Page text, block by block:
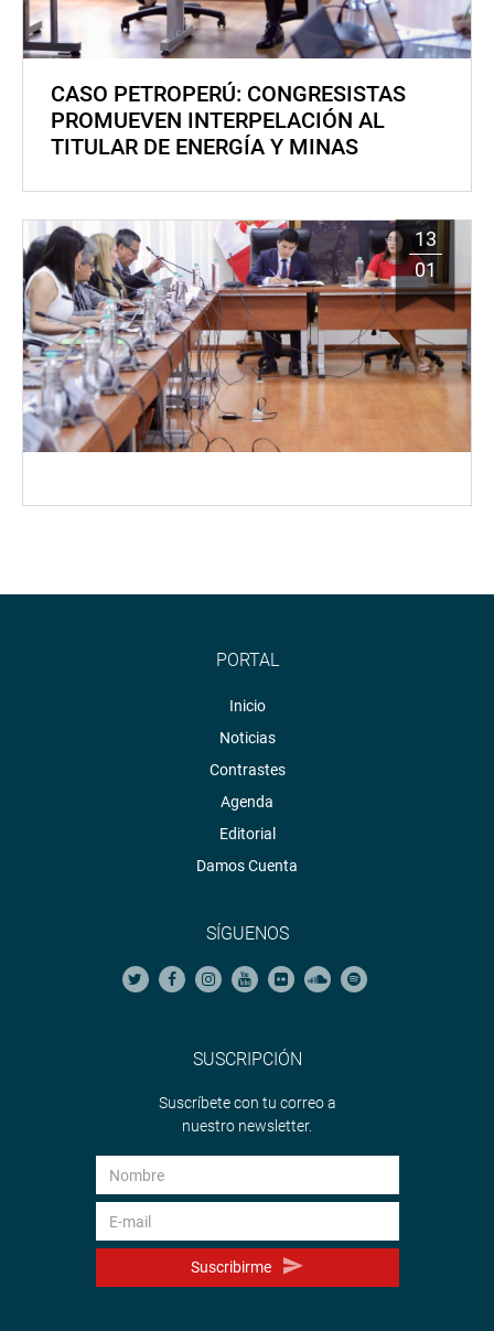
CASO PETROPERÚ: CONGRESISTAS
PROMUEVEN INTERPELACIÓN AL
TITULAR DE ENERGÍA Y MINAS
13
01
PORTAL
Inicio
Noticias
Contrastes
Agenda
Editorial
Damos Cuenta
SÍGUENOS
SUSCRIPCIÓN
Suscríbete con tu correo a
nuestro newsletter.
Suscribirme